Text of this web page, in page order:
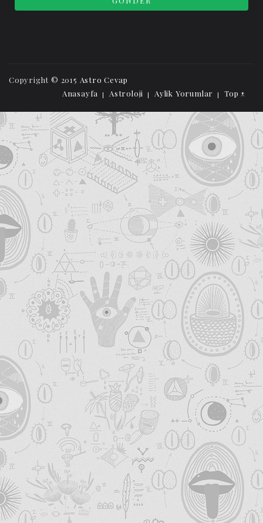
Copyright © 2015 Astro Cevap
Anasayfa
Astroloji Aylik Yorumlar Top ↑